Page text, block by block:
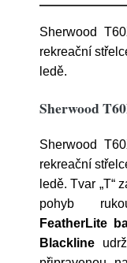
Sherwood
rekreační
ledě.
Sherwood
Sherwood
rekreační
ledě. Tvar „T“
pohyb
FeatherLite
Blackline